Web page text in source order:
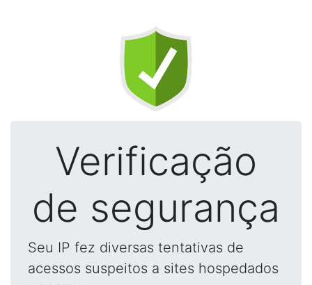
Verificação
de segurança
Seu IP fez diversas tentativas de
acessos suspeitos a sites hospedados